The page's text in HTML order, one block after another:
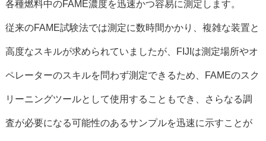
各種燃料中のFAME濃度を迅速かつ容易に測定します。
従来のFAME試験法では測定に数時間かかり、複雑な装置と
高度なスキルが求められていましたが、FIJIは測定場所やオ
ペレーターのスキルを問わず測定できるため、FAMEのスク
リーニングツールとして使用することもでき、さらなる調
査が必要になる可能性のあるサンプルを迅速に示すことが